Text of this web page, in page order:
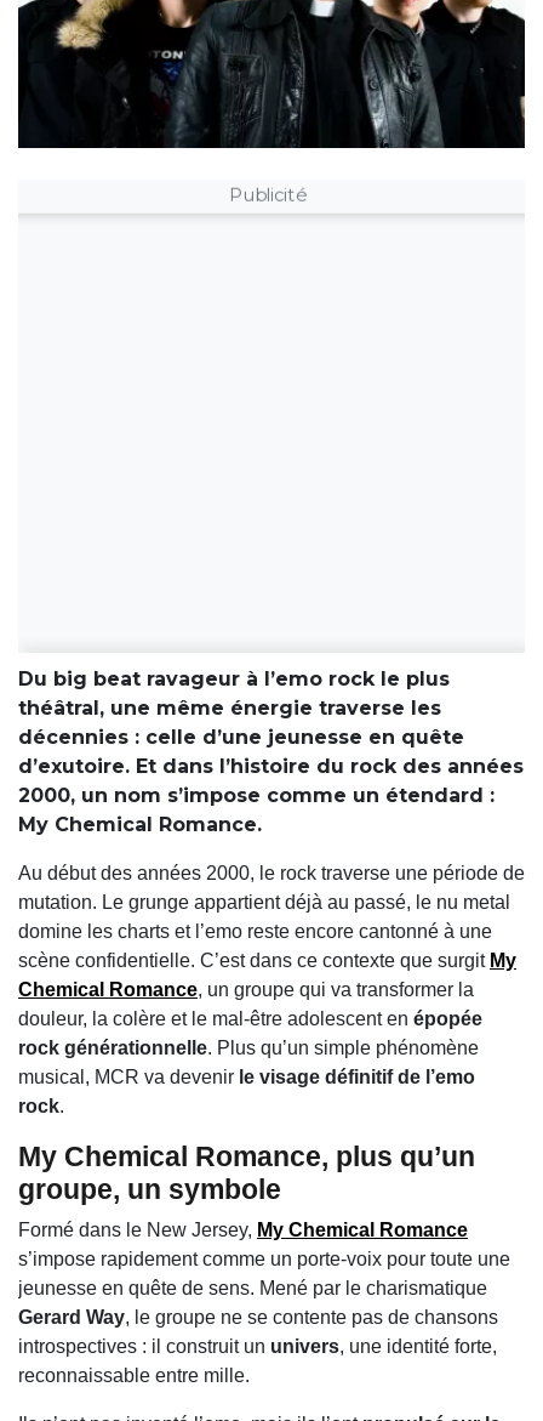
Publicité
Du big beat ravageur à l’emo rock le plus
théâtral, une même énergie traverse les
décennies : celle d’une jeunesse en quête
d’exutoire. Et dans l’histoire du rock des années
2000, un nom s’impose comme un étendard :
My Chemical Romance.
Au début des années 2000, le rock traverse une période de
mutation. Le grunge appartient déjà au passé, le nu metal
domine les charts et l’emo reste encore cantonné à une
scène confidentielle. C’est dans ce contexte que surgit My
Chemical Romance, un groupe qui va transformer la
douleur, la colère et le mal-être adolescent en épopée
rock générationnelle. Plus qu’un simple phénomène
musical, MCR va devenir le visage définitif de l’emo
rock.
My Chemical Romance, plus qu’un
groupe, un symbole
Formé dans le New Jersey, My Chemical Romance
s’impose rapidement comme un porte-voix pour toute une
jeunesse en quête de sens. Mené par le charismatique
Gerard Way, le groupe ne se contente pas de chansons
introspectives : il construit un univers, une identité forte,
reconnaissable entre mille.